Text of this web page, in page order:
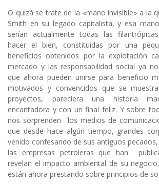
O quizá se trate de la «mano invisible» a la
Smith en su legado capitalista, y esa
serían actualmente todas las
hacer el bien, constituidas por una
beneficios obtenidos por la explotación
mercado y las responsabilidad social ya
que ahora pueden unirse para beneficio
motivados y convencidos que se
proyectos, pareciera una historia
encantadora y con un final feliz. Y sobre
nos sorprenden los medios de
que desde hace algún tiempo, grandes
venido confesando de sus antiguos
las empresas petroleras que han
revelan el impacto ambiental de su
están ahora prestando sobre principios de